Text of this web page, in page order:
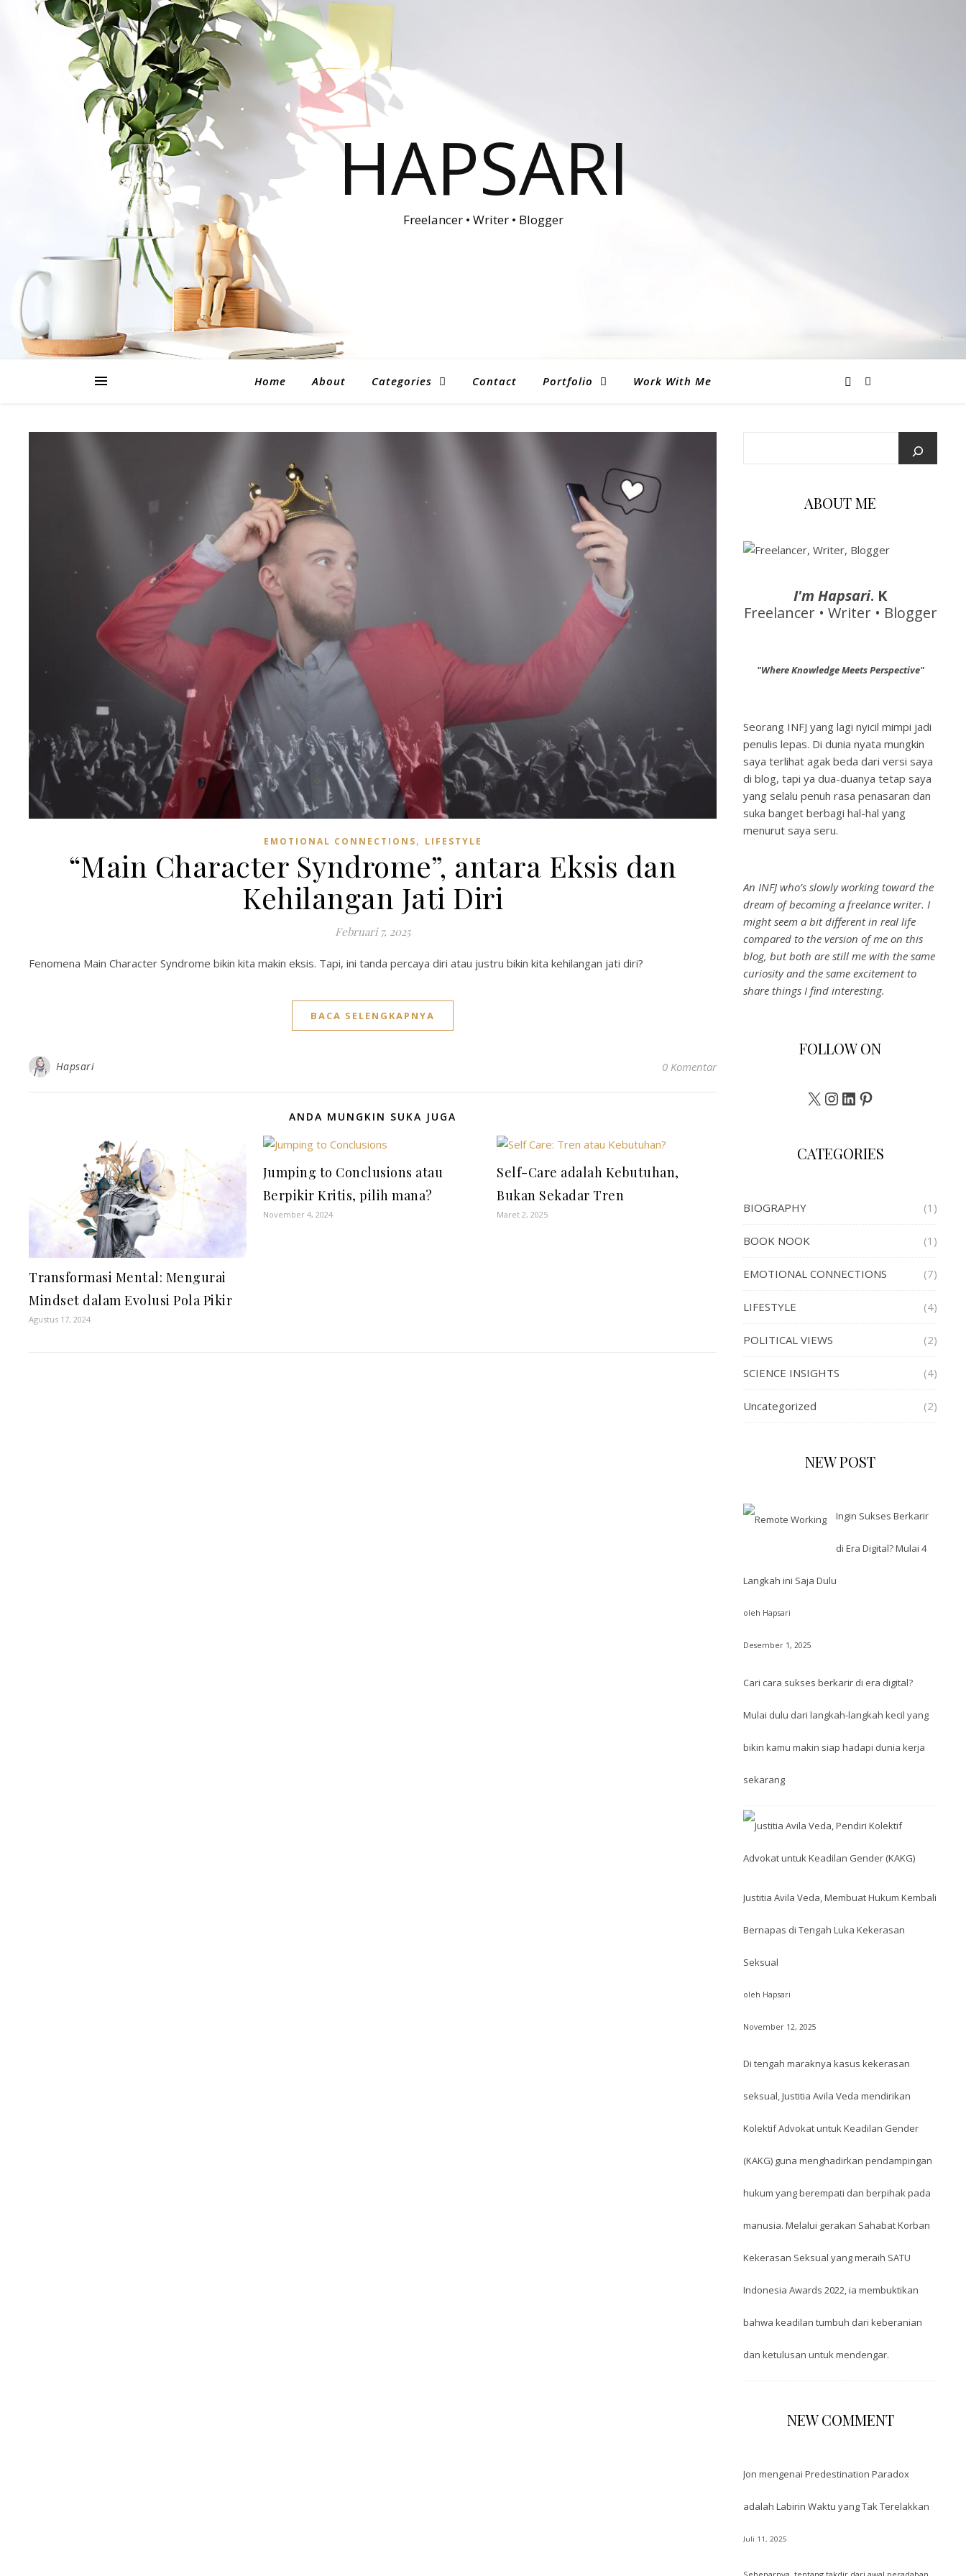
HAPSARI
Freelancer • Writer • Blogger
Home About Categories Contact Portfolio Work With Me
EMOTIONAL CONNECTIONS, LIFESTYLE
“Main Character Syndrome”, antara Eksis dan
Kehilangan Jati Diri
Februari 7, 2025
Fenomena Main Character Syndrome bikin kita makin eksis. Tapi, ini tanda percaya diri atau justru bikin kita kehilangan jati diri?
BACA SELENGKAPNYA
Hapsari 0 Komentar
ANDA MUNGKIN SUKA JUGA
Transformasi Mental: Mengurai
Mindset dalam Evolusi Pola Pikir
Agustus 17, 2024
Jumping to Conclusions atau
Berpikir Kritis, pilih mana?
November 4, 2024
Self-Care adalah Kebutuhan,
Bukan Sekadar Tren
Maret 2, 2025
ABOUT ME
I'm Hapsari. K
Freelancer • Writer • Blogger
"Where Knowledge Meets Perspective"
Seorang INFJ yang lagi nyicil mimpi jadi
penulis lepas. Di dunia nyata mungkin
saya terlihat agak beda dari versi saya
di blog, tapi ya dua-duanya tetap saya
yang selalu penuh rasa penasaran dan
suka banget berbagi hal-hal yang
menurut saya seru.
An INFJ who’s slowly working toward the
dream of becoming a freelance writer. I
might seem a bit different in real life
compared to the version of me on this
blog, but both are still me with the same
curiosity and the same excitement to
share things I find interesting.
FOLLOW ON
X Instagram
LinkedInPinterest
CATEGORIES
BIOGRAPHY (1)
BOOK NOOK (1)
EMOTIONAL CONNECTIONS (7)
LIFESTYLE (4)
POLITICAL VIEWS (2)
SCIENCE INSIGHTS (4)
Uncategorized (2)
NEW POST
Ingin Sukses Berkarir
di Era Digital? Mulai 4
Langkah ini Saja Dulu
oleh Hapsari
Desember 1, 2025
Cari cara sukses berkarir di era digital?
Mulai dulu dari langkah-langkah kecil yang
bikin kamu makin siap hadapi dunia kerja
sekarang
Justitia Avila Veda, Membuat Hukum Kembali
Bernapas di Tengah Luka Kekerasan
Seksual
oleh Hapsari
November 12, 2025
Di tengah maraknya kasus kekerasan
seksual, Justitia Avila Veda mendirikan
Kolektif Advokat untuk Keadilan Gender
(KAKG) guna menghadirkan pendampingan
hukum yang berempati dan berpihak pada
manusia. Melalui gerakan Sahabat Korban
Kekerasan Seksual yang meraih SATU
Indonesia Awards 2022, ia membuktikan
bahwa keadilan tumbuh dari keberanian
dan ketulusan untuk mendengar.
NEW COMMENT
Jon mengenai Predestination Paradox
adalah Labirin Waktu yang Tak Terelakkan
Juli 11, 2025